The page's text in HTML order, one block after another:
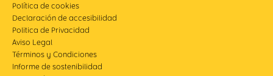
Política de cookies
Declaración de accesibilidad
Politica de Privacidad
Aviso Legal
Términos y Condiciones
Informe de sostenibilidad